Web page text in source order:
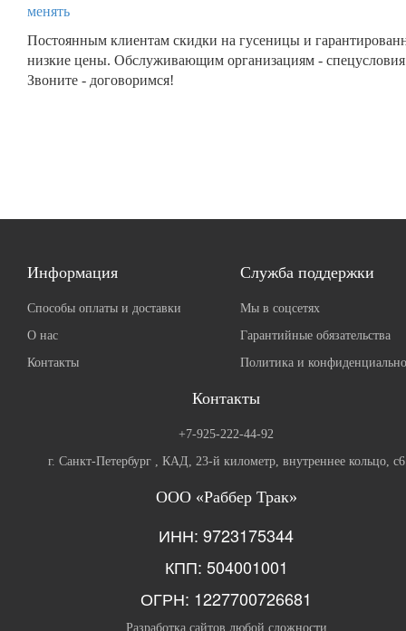
менять
Постоянным клиентам скидки на гусеницы и
низкие цены. Обслуживающим организациям -
Звоните - договоримся!
Информация
Способы оплаты и доставки
О нас
Контакты
Служба поддержки
Мы в соцсетях
Гарантийные обязательства
Политика и
Контакты
+7-925-222-44-92
г. Санкт-Петербург , КАД, 23-й километр, внутреннее кольцо, с6
ООО «Раббер Трак»
ИНН: 9723175344
КПП: 504001001
ОГРН: 1227700726681
Разработка сайтов любой сложности